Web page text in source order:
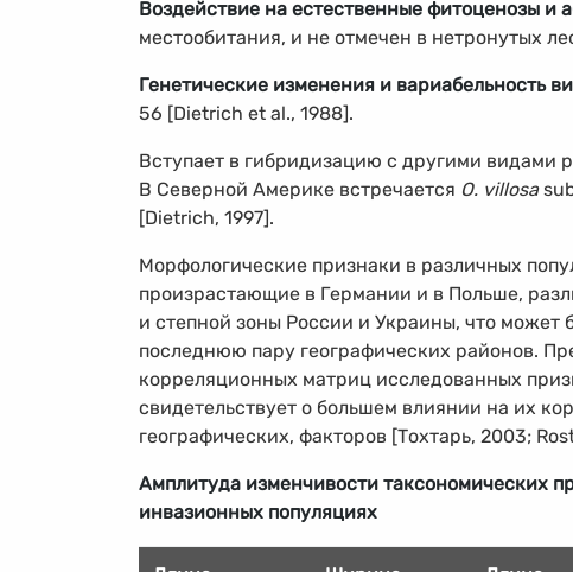
Воздействие на естественные фитоценозы и
местообитания, и не отмечен в нетронутых
Генетические изменения и вариабельность
56 [Dietrich et al., 1988].
Вступает в гибридизацию с другими видами
В Северной Америке встречается O. villosa
[Dietrich, 1997].
Морфологические признаки в различных
произрастающие в Германии и в Польше,
и степной зоны России и Украины, что
последнюю пару географических районов.
корреляционных матриц исследованных
свидетельствует о большем влиянии на их
географических, факторов [Тохтарь, 2003;
Амплитуда изменчивости таксономических
инвазионных популяциях